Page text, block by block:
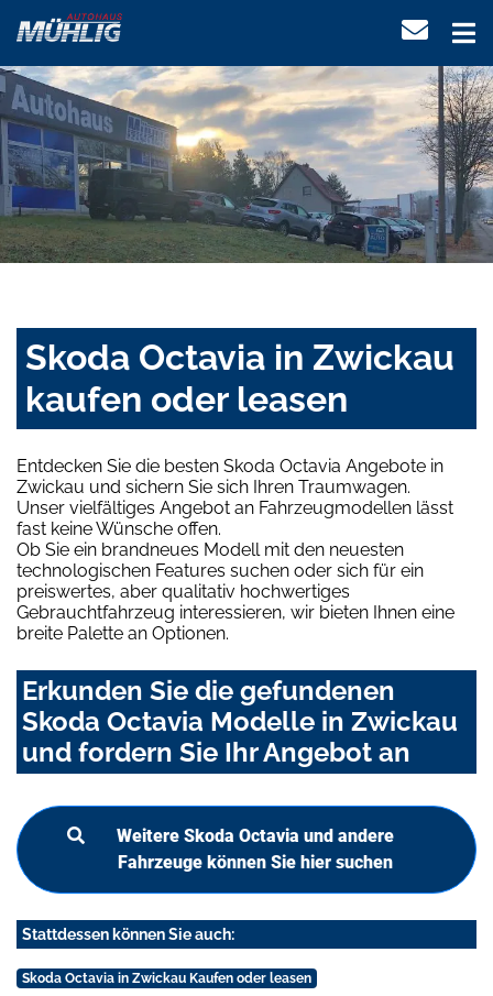
Skoda Octavia in Zwickau
kaufen oder leasen
Entdecken Sie die besten Skoda Octavia Angebote in
Zwickau und sichern Sie sich Ihren Traumwagen.
Unser vielfältiges Angebot an Fahrzeugmodellen lässt
fast keine Wünsche offen.
Ob Sie ein brandneues Modell mit den neuesten
technologischen Features suchen oder sich für ein
preiswertes, aber qualitativ hochwertiges
Gebrauchtfahrzeug interessieren, wir bieten Ihnen eine
breite Palette an Optionen.
Erkunden Sie die gefundenen
Skoda Octavia Modelle in Zwickau
und fordern Sie Ihr Angebot an
Weitere Skoda Octavia und andere
Fahrzeuge können Sie hier suchen
Stattdessen können Sie auch:
Skoda Octavia in Zwickau Kaufen oder leasen